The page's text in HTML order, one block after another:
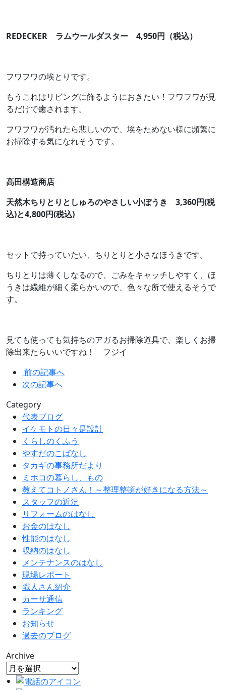
REDECKER ラムウールダスター 4,950円（税込）
フワフワの埃とりです。
もうこれはリビングに飾るようにおきたい！フワフワが見
るだけで癒されます。
フワフワが汚れたら悲しいので、埃をためない様に頻繁に
お掃除する気になれそうです。
高田構造商店
天然木ちりとりとしゅろのやさしい小ぼうき 3,360円(税
込)と4,800円(税込)
セットで持っていたい、ちりとりと小さなほうきです。
ちりとりは薄くしなるので、ごみをキャッチしやすく、ほ
うきは繊維が細く柔らかいので、色々な所で使えるそうで
す。
見ても使っても気持ちのアガるお掃除道具で、楽しくお掃
除出来たらいいですね！ フジイ
前の記事へ
次の記事へ
Category
代表ブログ
イケモトの日々是設計
くらしのくふう
やすだのこばなし
タカギの事務所だより
ミホコの暮らし、もの
教えてコトノさん！～整理整頓が好きになる方法～
スタッフの近況
リフォームのはなし
お金のはなし
性能のはなし
収納のはなし
メンテナンスのはなし
現場レポート
職人さん紹介
カーサ通信
ランキング
お知らせ
過去のブログ
Archive